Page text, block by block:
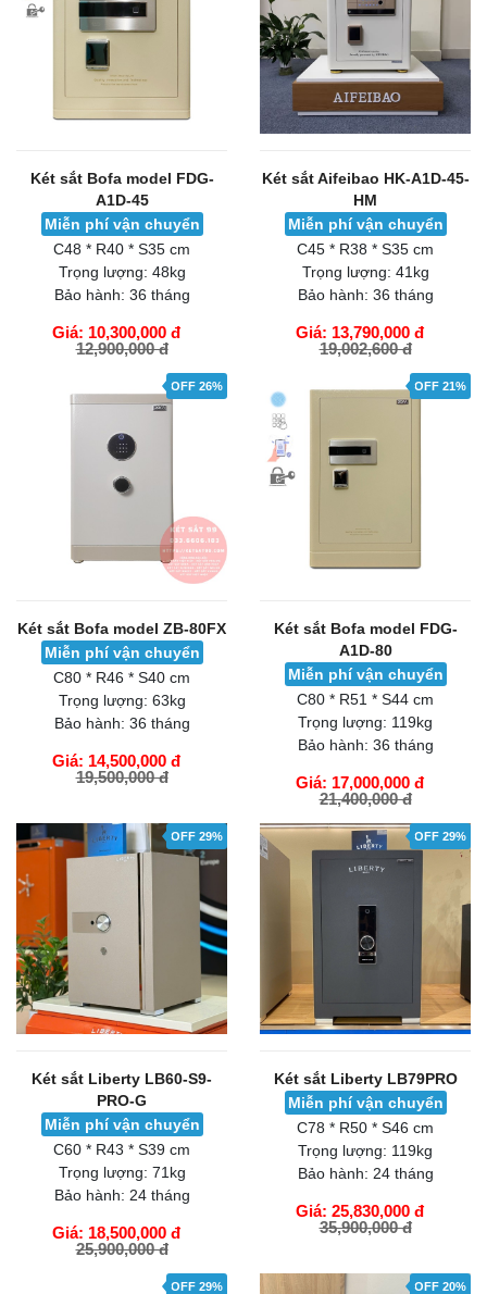
Két sắt Bofa model FDG-
A1D-45
Miễn phí vận chuyển
C48 * R40 * S35 cm
Trọng lượng: 48kg
Bảo hành: 36 tháng
Giá: 10,300,000 đ
12,900,000 đ
GIỎ HÀNG
Két sắt Aifeibao HK-A1D-45-
HM
Miễn phí vận chuyển
C45 * R38 * S35 cm
Trọng lượng: 41kg
Bảo hành: 36 tháng
Giá: 13,790,000 đ
19,002,600 đ
GIỎ HÀNG
OFF 26%
Két sắt Bofa model ZB-80FX
Miễn phí vận chuyển
C80 * R46 * S40 cm
Trọng lượng: 63kg
Bảo hành: 36 tháng
Giá: 14,500,000 đ
19,500,000 đ
OFF 21%
Két sắt Bofa model FDG-
A1D-80
Miễn phí vận chuyển
C80 * R51 * S44 cm
Trọng lượng: 119kg
Bảo hành: 36 tháng
Giá: 17,000,000 đ
21,400,000 đ
GIỎ HÀNG
OFF 29%
Két sắt Liberty LB60-S9-
PRO-G
Miễn phí vận chuyển
C60 * R43 * S39 cm
Trọng lượng: 71kg
Bảo hành: 24 tháng
Giá: 18,500,000 đ
25,900,000 đ
GIỎ HÀNG
OFF 29%
Két sắt Liberty LB79PRO
Miễn phí vận chuyển
C78 * R50 * S46 cm
Trọng lượng: 119kg
Bảo hành: 24 tháng
Giá: 25,830,000 đ
35,900,000 đ
OFF 29% OFF 20%